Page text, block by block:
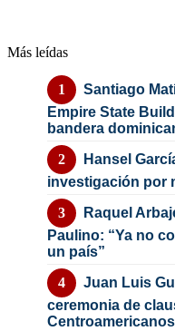
Más leídas
Santiago
Empire State
bandera
Hansel
investigación por
Raquel
Paulino: “Ya no
un país”
Juan Luis
ceremonia de
Centroamericanos